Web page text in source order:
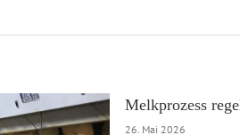
Melkprozess
26. Mai 2026